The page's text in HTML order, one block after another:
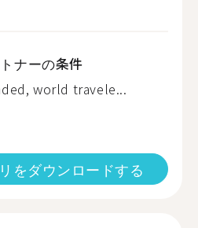
ナーの条件
world travele...
をダウンロードする